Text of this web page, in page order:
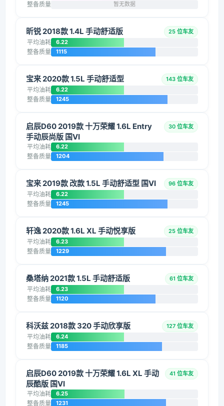
整备质量 暂无数据
昕锐 2018款 1.4L 手动舒适版 25 位车友
平均油耗 6.22
整备质量 1115
宝来 2020款 1.5L 手动舒适型 143 位车友
平均油耗 6.22
整备质量 1245
启辰D60 2019款 十万荣耀 1.6L Entry
手动辰尚版 国VI
30 位车友
平均油耗 6.22
整备质量 1204
宝来 2019款 改款 1.5L 手动舒适型 国VI 96 位车友
平均油耗 6.22
整备质量 1245
轩逸 2020款 1.6L XL 手动悦享版 25 位车友
平均油耗 6.23
整备质量 1229
桑塔纳 2021款 1.5L 手动舒适版 61 位车友
平均油耗 6.23
整备质量 1120
科沃兹 2018款 320 手动欣享版 127 位车友
平均油耗 6.24
整备质量 1185
启辰D60 2019款 十万荣耀 1.6L XL 手动
辰酷版 国VI
41 位车友
平均油耗 6.25
整备质量 1231